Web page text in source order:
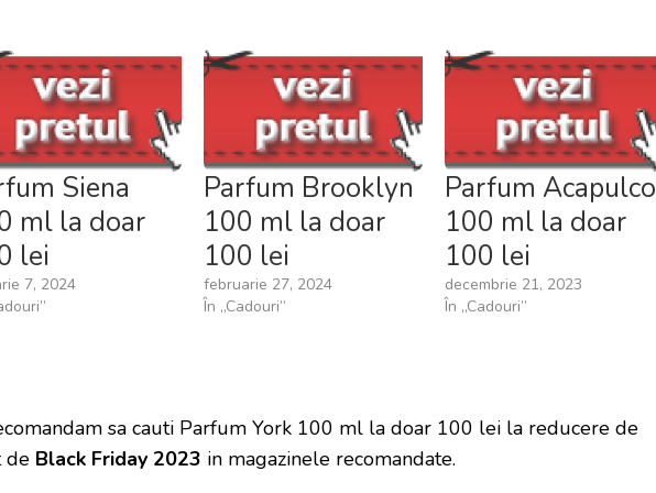
Siena
ml la doar
lei
7, 2024
Parfum Brooklyn
100 ml la doar
100 lei
februarie 27, 2024
În „Cadouri”
Parfum Acapulco
100 ml la doar
100 lei
decembrie 21, 2023
În „Cadouri”
sa cauti Parfum York 100 ml la doar 100 lei la reducere de
de Black Friday 2023 in magazinele recomandate.